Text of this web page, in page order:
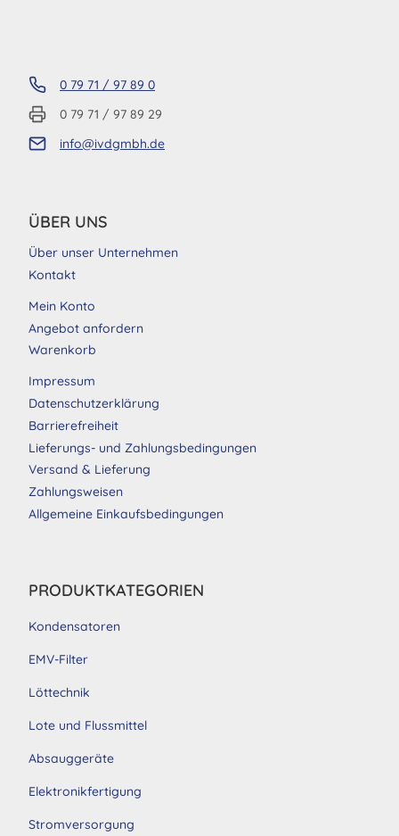
0 79 71 / 97 89 0
0 79 71 / 97 89 29
info@ivdgmbh.de
ÜBER UNS
Über unser Unternehmen
Kontakt
Mein Konto
Angebot anfordern
Warenkorb
Impressum
Datenschutzerklärung
Barrierefreiheit
Lieferungs- und Zahlungsbedingungen
Versand & Lieferung
Zahlungsweisen
Allgemeine Einkaufsbedingungen
PRODUKTKATEGORIEN
Kondensatoren
EMV-Filter
Löttechnik
Lote und Flussmittel
Absauggeräte
Elektronikfertigung
Stromversorgung